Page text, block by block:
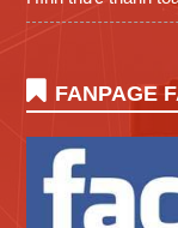
FANPAGE